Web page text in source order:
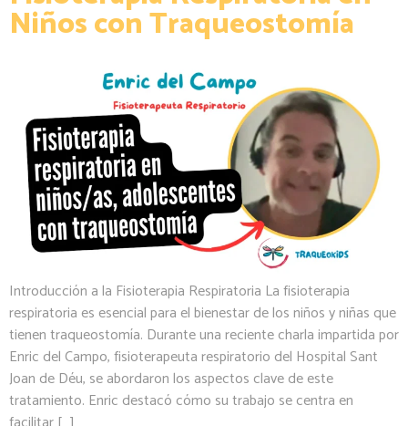
Niños con Traqueostomía
Introducción a la Fisioterapia Respiratoria La fisioterapia
respiratoria es esencial para el bienestar de los niños y niñas que
tienen traqueostomía. Durante una reciente charla impartida por
Enric del Campo, fisioterapeuta respiratorio del Hospital Sant
Joan de Déu, se abordaron los aspectos clave de este
tratamiento. Enric destacó cómo su trabajo se centra en